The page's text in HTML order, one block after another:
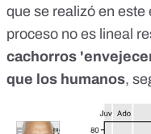
que se realizó en
proceso no es lineal
cachorros
que los humanos,